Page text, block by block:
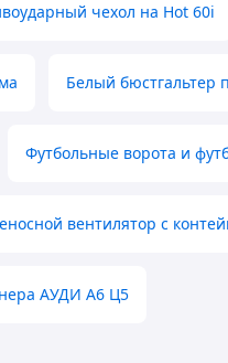
чехол на Hot 60i
Белый бюстгальтер
Футбольные ворота и
вентилятор с
АУДИ А6 Ц5